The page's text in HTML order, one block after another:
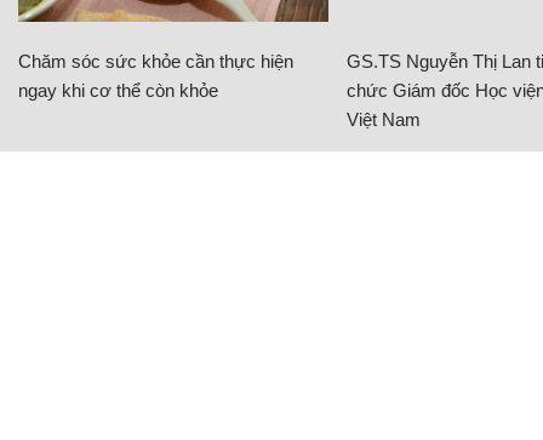
Chăm sóc sức khỏe cần thực hiện
ngay khi cơ thể còn khỏe
GS.TS Nguyễn Thị Lan
chức Giám đốc Học
Việt Nam